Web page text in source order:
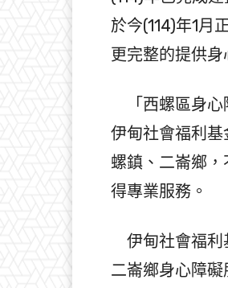
於今(114)年1月
更完整的提供身
「西螺區身心
伊甸社會福利
螺鎮、二崙鄉
得專業服務。
伊甸社會福利
二崙鄉身心障